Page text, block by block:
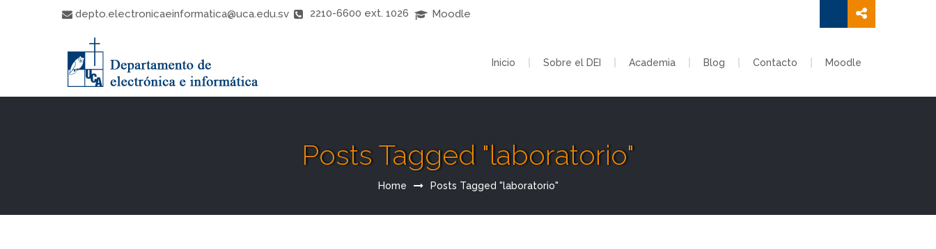
depto.electronicaeinformatica@uca.edu.sv 2210-6600 ext. 1026 Moodle
Inicio Sobre el DEI Academia Blog Contacto Moodle
Posts Tagged "laboratorio"
Home Posts Tagged "laboratorio"